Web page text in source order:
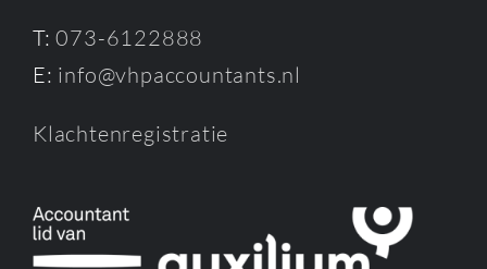
T:073-6122888
E: info@vhpaccountants.nl
Klachtenregistratie